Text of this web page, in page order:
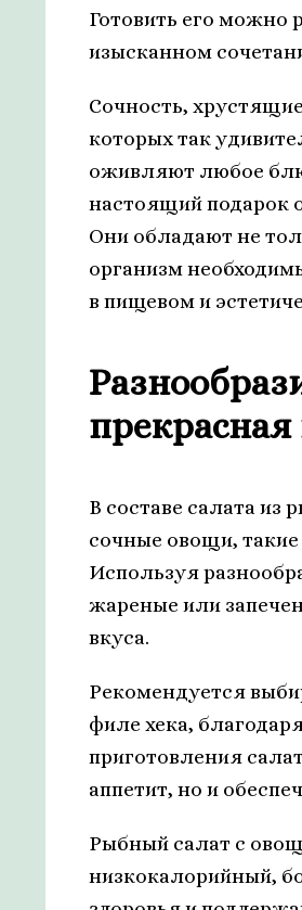
Готовить его можно
изысканном
Сочность,
которых так
оживляют любое
настоящий подарок
Они обладают не
организм
в пищевом и
В составе салата
сочные овощи,
Используя
жареные или
вкуса.
Рекомендуется
филе хека,
приготовления
аппетит, но и
Рыбный салат с
низкокалорийный,